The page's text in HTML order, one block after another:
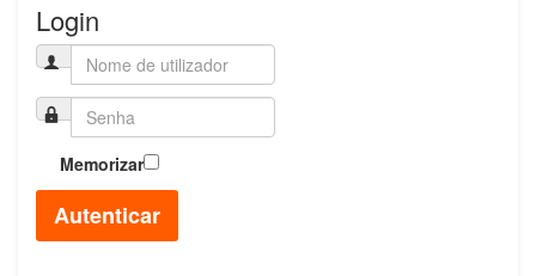
Login
Memorizar
Autenticar